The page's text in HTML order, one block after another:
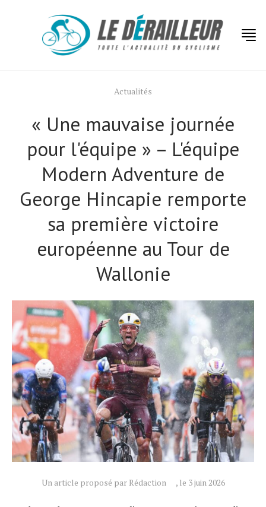
Actualités
« Une mauvaise journée
pour l'équipe » – L'équipe
Modern Adventure de
George Hincapie remporte
sa première victoire
européenne au Tour de
Wallonie
Un article proposé par Rédaction , le 3 juin 2026
Actualités
Technologies